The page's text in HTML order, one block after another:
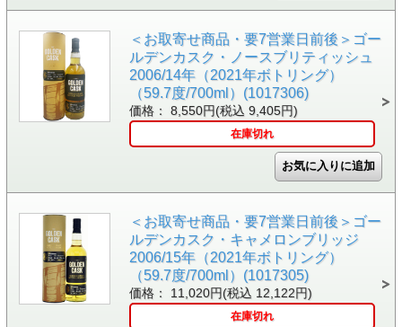
＜お取寄せ商品・要7営業日前後＞ゴー
ルデンカスク・ノースブリティッシュ
2006/14年（2021年ボトリング）
（59.7度/700ml）(1017306)
価格： 8,550円(税込 9,405円)
在庫切れ
＜お取寄せ商品・要7営業日前後＞ゴー
ルデンカスク・キャメロンブリッジ
2006/15年（2021年ボトリング）
（59.7度/700ml）(1017305)
価格： 11,020円(税込 12,122円)
在庫切れ